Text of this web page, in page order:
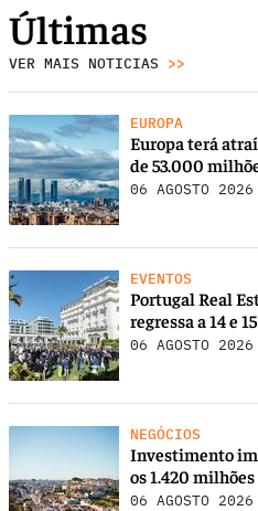
Últimas
VER MAIS NOTICIAS >>
EUROPA
Europa terá
de 53.000
06 AGOSTO 2026
EVENTOS
Portugal Real
regressa a 14 e
06 AGOSTO 2026
NEGÓCIOS
Investimento
os 1.420
06 AGOSTO 2026